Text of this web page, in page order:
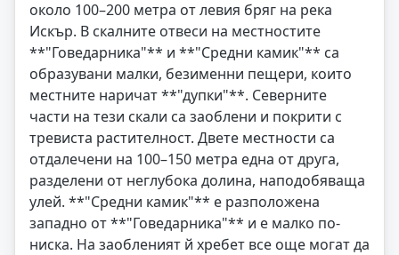
около 100–200 метра от левия бряг на река
Искър. В скалните отвеси на местностите
**"Говедарника"** и **"Средни камик"** са
образувани малки, безименни пещери, които
местните наричат **"дупки"**. Северните
части на тези скали са заоблени и покрити с
тревиста растителност. Двете местности са
отдалечени на 100–150 метра една от друга,
разделени от неглубока долина, наподобяваща
улей. **"Средни камик"** е разположена
западно от **"Говедарника"** и е малко по-
ниска. На заобленият й хребет все още могат да